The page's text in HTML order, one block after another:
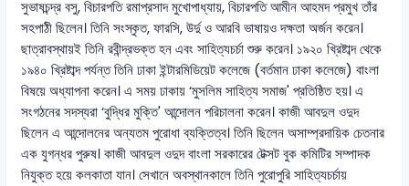
সুভাষচন্দ্র বসু, বিচারপতি রমাপ্রসাদ মুখোপাধ্যায়, বিচারপতি আমীন আহমদ প্রমুখ তাঁর
সহপাঠী ছিলেন। তিনি সংস্কৃত, ফারসি, উর্দু ও আরবি ভাষায়ও দক্ষতা অর্জন করেন।
ছাত্রাবস্থায়ই তিনি রবীন্দ্রভক্ত হন এবং সাহিত্যচর্চা শুরু করেন। ১৯২০ খ্রিষ্টাব্দ থেকে
১৯৪০ খ্রিষ্টাব্দ পর্যন্ত তিনি ঢাকা ইন্টারমিডিয়েট কলেজে (বর্তমান ঢাকা কলেজে) বাংলা
বিষয়ে অধ্যাপনা করেন। এ সময় ঢাকায় ‘মুসলিম সাহিত্য সমাজ' প্রতিষ্ঠিত হয়। এ
সংগঠনের সদস্যরা ‘বুদ্ধির মুক্তি' আন্দোলন পরিচালনা করেন। কাজী আবদুল ওদুদ
ছিলেন এ আন্দোলনের অন্যতম পুরোধা ব্যক্তিত্ব। তিনি ছিলেন অসাম্প্রদায়িক চেতনার
এক যুগন্ধর পুরুষ। কাজী আবদুল ওদুদ বাংলা সরকারের টেক্সট বুক কমিটির সম্পাদক
নিযুক্ত হয়ে কলকাতা যান। সেখানে অবস্থানকালে তিনি পুরোপুরি সাহিত্যচর্চায়